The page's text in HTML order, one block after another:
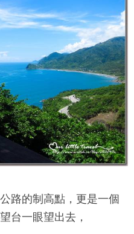
路的制高點，更是一個
台一眼望出去，